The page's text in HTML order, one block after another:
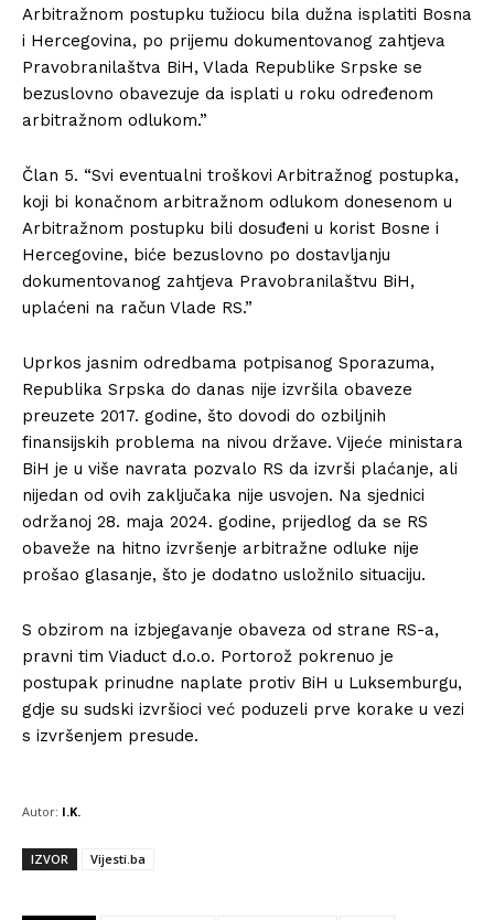
Arbitražnom postupku tužiocu bila dužna isplatiti Bosna
i Hercegovina, po prijemu dokumentovanog zahtjeva
Pravobranilaštva BiH, Vlada Republike Srpske se
bezuslovno obavezuje da isplati u roku određenom
arbitražnom odlukom.”
Član 5. “Svi eventualni troškovi Arbitražnog postupka,
koji bi konačnom arbitražnom odlukom donesenom u
Arbitražnom postupku bili dosuđeni u korist Bosne i
Hercegovine, biće bezuslovno po dostavljanju
dokumentovanog zahtjeva Pravobranilaštvu BiH,
uplaćeni na račun Vlade RS.”
Uprkos jasnim odredbama potpisanog Sporazuma,
Republika Srpska do danas nije izvršila obaveze
preuzete 2017. godine, što dovodi do ozbiljnih
finansijskih problema na nivou države. Vijeće ministara
BiH je u više navrata pozvalo RS da izvrši plaćanje, ali
nijedan od ovih zaključaka nije usvojen. Na sjednici
održanoj 28. maja 2024. godine, prijedlog da se RS
obaveže na hitno izvršenje arbitražne odluke nije
prošao glasanje, što je dodatno usložnilo situaciju.
S obzirom na izbjegavanje obaveza od strane RS-a,
pravni tim Viaduct d.o.o. Portorož pokrenuo je
postupak prinudne naplate protiv BiH u Luksemburgu,
gdje su sudski izvršioci već poduzeli prve korake u vezi
s izvršenjem presude.
Autor: I.K.
IZVOR Vijesti.ba